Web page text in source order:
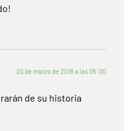
20 de marzo de 2018 a las 05:00
de su historia